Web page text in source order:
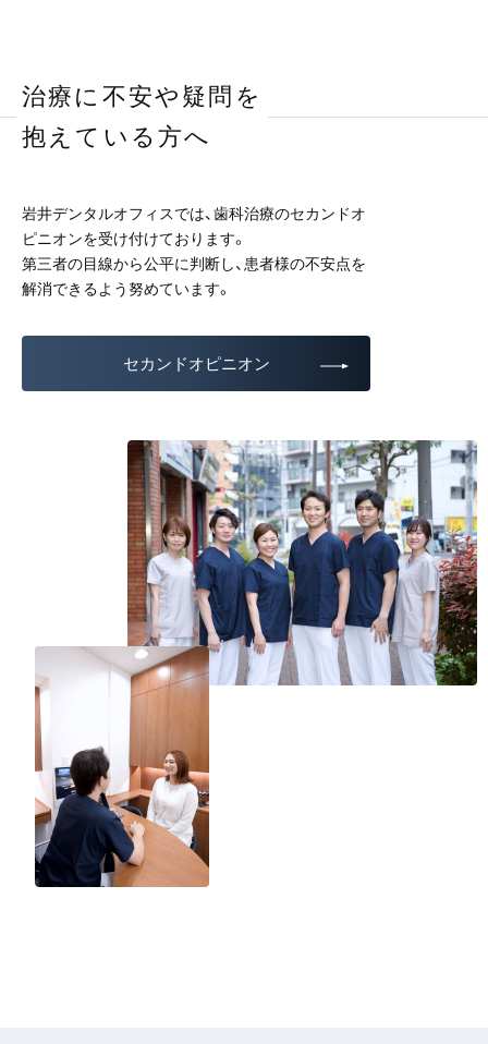
治療に不安や疑問を
抱えている方へ
岩井デンタルオフィスでは、歯科治療のセカンドオ
ピニオンを受け付けております。
第三者の目線から公平に判断し、患者様の不安点を
解消できるよう努めています。
セカンドオピニオン